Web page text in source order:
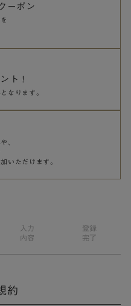
ーポン
ト！
なります。
、
いただけます。
入力
内容
登録
完了
約